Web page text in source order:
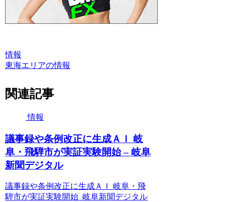
情報
東海エリアの情報
関連記事
情報
議事録や条例改正に生成ＡＩ 岐
阜・飛騨市が実証実験開始 – 岐阜
新聞デジタル
議事録や条例改正に生成ＡＩ 岐阜・飛
騨市が実証実験開始 岐阜新聞デジタル